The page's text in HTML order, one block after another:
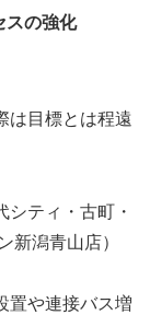
スの強化
は目標とは程遠
ティ・古町・
新潟青山店）
置や連接バス増